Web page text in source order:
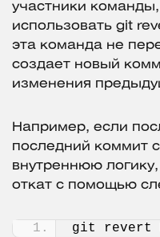
участники
использовать git
эта команда не
создает новый
изменения
Например, если
последний коммит
внутреннюю
откат с помощью
git revert